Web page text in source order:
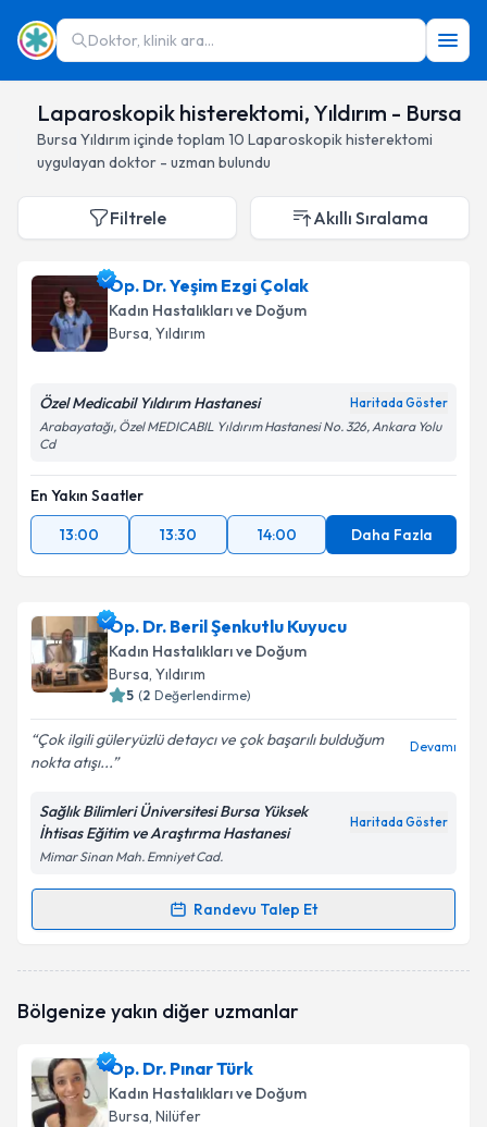
Doktor, klinik ara...
Laparoskopik histerektomi, Yıldırım - Bursa
Bursa Yıldırım içinde toplam 10 Laparoskopik histerektomi
uygulayan doktor - uzman bulundu
Filtrele Akıllı Sıralama
Op. Dr. Yeşim Ezgi Çolak
Kadın Hastalıkları ve Doğum
Bursa, Yıldırım
Özel Medicabil Yıldırım Hastanesi Haritada Göster
Arabayatağı, Özel MEDICABIL Yıldırım Hastanesi No. 326, Ankara Yolu
Cd
En Yakın Saatler
13:00
13:30 14:00 Daha Fazla
Op. Dr. Beril Şenkutlu Kuyucu
Kadın Hastalıkları ve Doğum
Bursa, Yıldırım
5 (2 Değerlendirme)
Çok ilgili güleryüzlü detaycı ve çok başarılı bulduğum
nokta atışı...
Devamı
Sağlık Bilimleri Üniversitesi Bursa Yüksek
İhtisas Eğitim ve Araştırma Hastanesi
Haritada Göster
Mimar Sinan Mah. Emniyet Cad.
Randevu Talep Et
Randevu Takvimi Talebi
talebi oluşturun. Size bu uzmandan randevu almanız
bilgilendireceğiz.
E-posta Adresiniz
Bölgenize yakın diğer uzmanlar
Op. Dr. Pınar Türk
Kadın Hastalıkları ve Doğum
Bursa, Nilüfer